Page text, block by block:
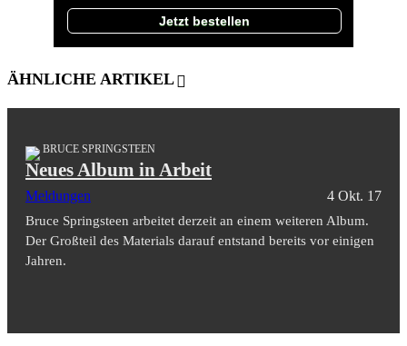
Jetzt bestellen
ÄHNLICHE ARTIKEL
BRUCE SPRINGSTEEN
Neues Album in Arbeit
Meldungen 4 Okt. 17
Bruce Springsteen arbeitet derzeit an einem weiteren Album.
Der Großteil des Materials darauf entstand bereits vor einigen
Jahren.